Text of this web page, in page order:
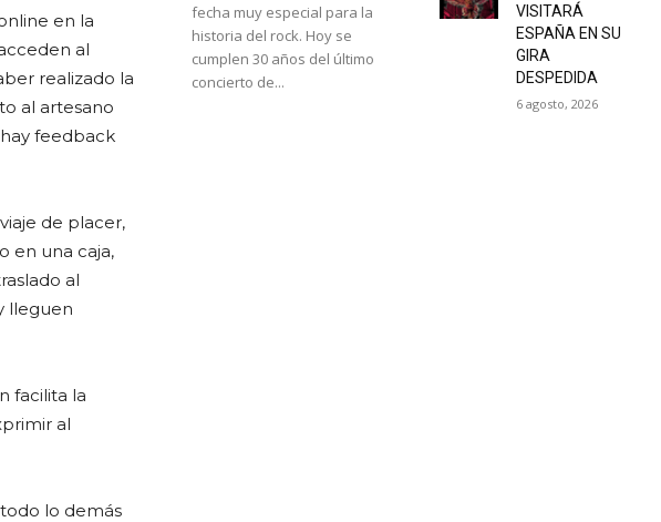
en la
al
realizado la
al artesano
feedback
de placer,
en una caja,
al
lleguen
facilita la
al
lo demás
fecha muy especial para la
historia del rock. Hoy se
cumplen 30 años del último
concierto de...
VISITARÁ
ESPAÑA EN SU
GIRA
DESPEDIDA
6 agosto, 2026